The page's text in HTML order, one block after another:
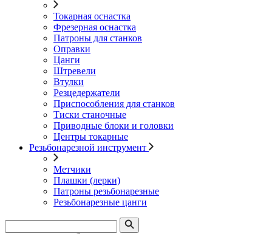
Токарная оснастка
Фрезерная оснастка
Патроны для станков
Оправки
Цанги
Штревели
Втулки
Резцедержатели
Приспособления для станков
Тиски станочные
Приводные блоки и головки
Центры токарные
Резьбонарезной инструмент
Метчики
Плашки (лерки)
Патроны резьбонарезные
Резьбонарезные цанги